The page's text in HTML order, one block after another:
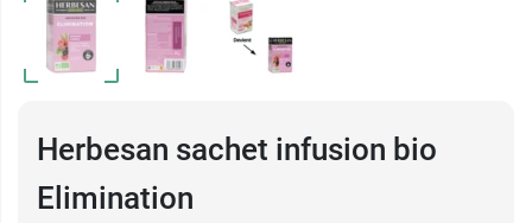
Herbesan sachet infusion bio
Elimination